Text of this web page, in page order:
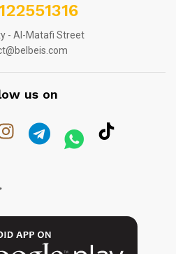
- Al-Matafi Street
us on